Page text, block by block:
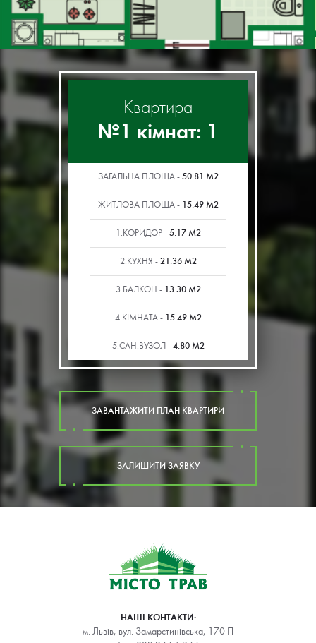
Квартира
№1 кімнат: 1
ЗАГАЛЬНА ПЛОЩА - 50.81 М2
ЖИТЛОВА ПЛОЩА - 15.49 М2
1.КОРИДОР - 5.17 М2
2.КУХНЯ - 21.36 М2
3.БАЛКОН - 13.30 М2
4.КІМНАТА - 15.49 М2
5.САН.ВУЗОЛ - 4.80 М2
ЗАВАНТАЖИТИ ПЛАН КВАРТИРИ
ЗАЛИШИТИ ЗАЯВКУ
НАШІ КОНТАКТИ:
м. Львів, вул. Замарстинівська, 170 П